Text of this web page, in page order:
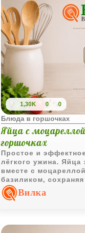
1,30K 0 0
Блюда в горшочках
Яйца с
горшочках
Простое и
лёгкого ужина. Яйца
вместе с
базиликом,
насыщенный вкус.
Вилка